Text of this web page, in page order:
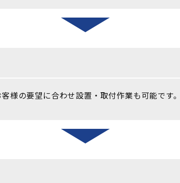
様の要望に合わせ設置・取付作業も可能です